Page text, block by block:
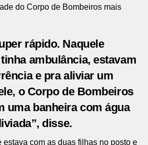
do Corpo de Bombeiros mais
rápido. Naquele
ambulância, estavam
e pra aliviar um
o Corpo de Bombeiros
uma banheira com água
disse.
estava com as duas filhas no posto e